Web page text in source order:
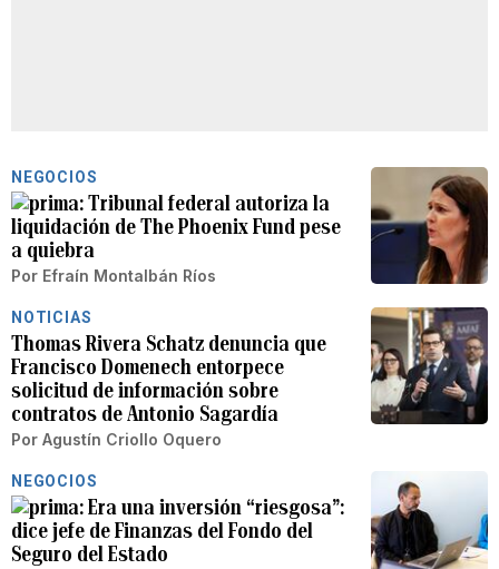
NEGOCIOS
Tribunal federal autoriza la
liquidación de The Phoenix Fund pese
a quiebra
Por Efraín Montalbán Ríos
NOTICIAS
Thomas Rivera Schatz denuncia que
Francisco Domenech entorpece
solicitud de información sobre
contratos de Antonio Sagardía
Por Agustín Criollo Oquero
NEGOCIOS
Era una inversión “riesgosa”:
dice jefe de Finanzas del Fondo del
Seguro del Estado